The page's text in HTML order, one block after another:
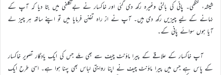
شیشہ، کنگھی۔ پانی کی بالٹی وغیرہ رکھ دی گئی اور خاکسار نے بےتکلفی میں بتا دیا کہ آپ کے
نہانے کے لیے چیزیں رکھ دی ہیں۔ آپ نے از راہ تفنن فرمایا میں تو اپنے ساتھ ہر چیز لے
آیا ہوں سوائے پانی کے۔
آپ خاکسار کے علاقے کے پیرا ماؤنٹ چیف سے بھی ملے جس کی ایک یادگار تصویر خاکسار
کے پاس ہے جس میں پیرا ماؤنٹ چیف نے اپنا روایتی لباس بھی پہنا ہوا ہے۔ اسی طرح ایک